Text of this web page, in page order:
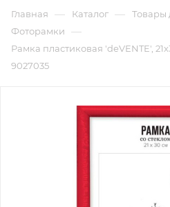
Главная — Каталог — Товары
Фоторамки —
Рамка пластиковая 'deVENTE',
9027035